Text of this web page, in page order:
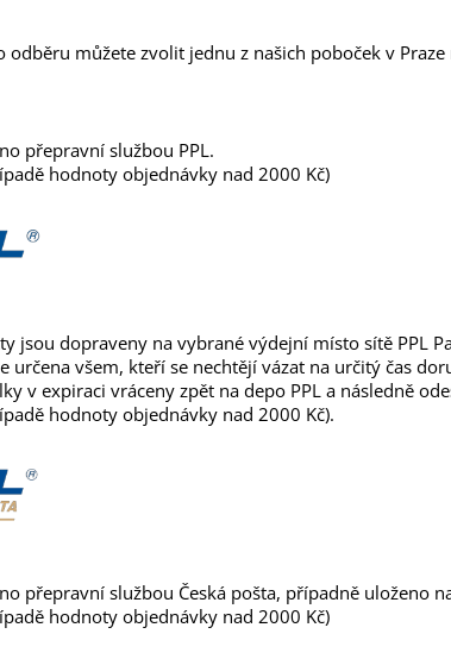
odběru můžete zvolit jednu z našich poboček v
přepravní službou PPL.
hodnoty objednávky nad 2000 Kč)
jsou dopraveny na vybrané výdejní místo sítě PPL
určena všem, kteří se nechtějí vázat na určitý čas
v expiraci vráceny zpět na depo PPL a následně
hodnoty objednávky nad 2000 Kč).
přepravní službou Česká pošta, případně uloženo
hodnoty objednávky nad 2000 Kč)